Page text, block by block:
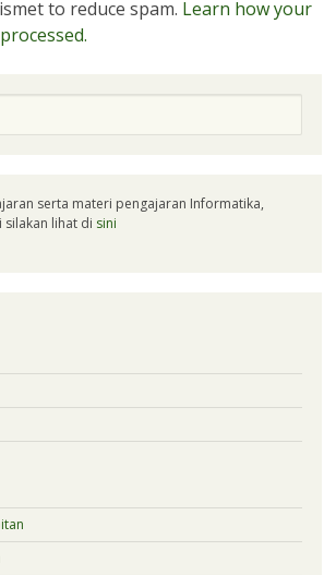
to reduce spam. Learn how your
serta materi pengajaran Informatika,
silakan lihat di sini